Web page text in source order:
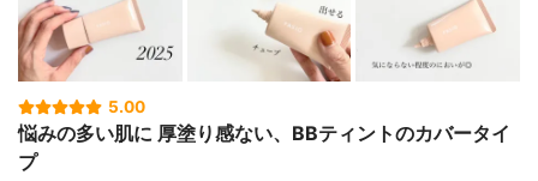
5.00
悩みの多い肌に 厚塗り感ない、BBティントのカバータイ
プ